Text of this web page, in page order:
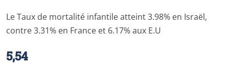
Le Taux de mortalité infantile atteint 3.98% en Israël,
contre 3.31% en France et 6.17% aux E.U
5,54